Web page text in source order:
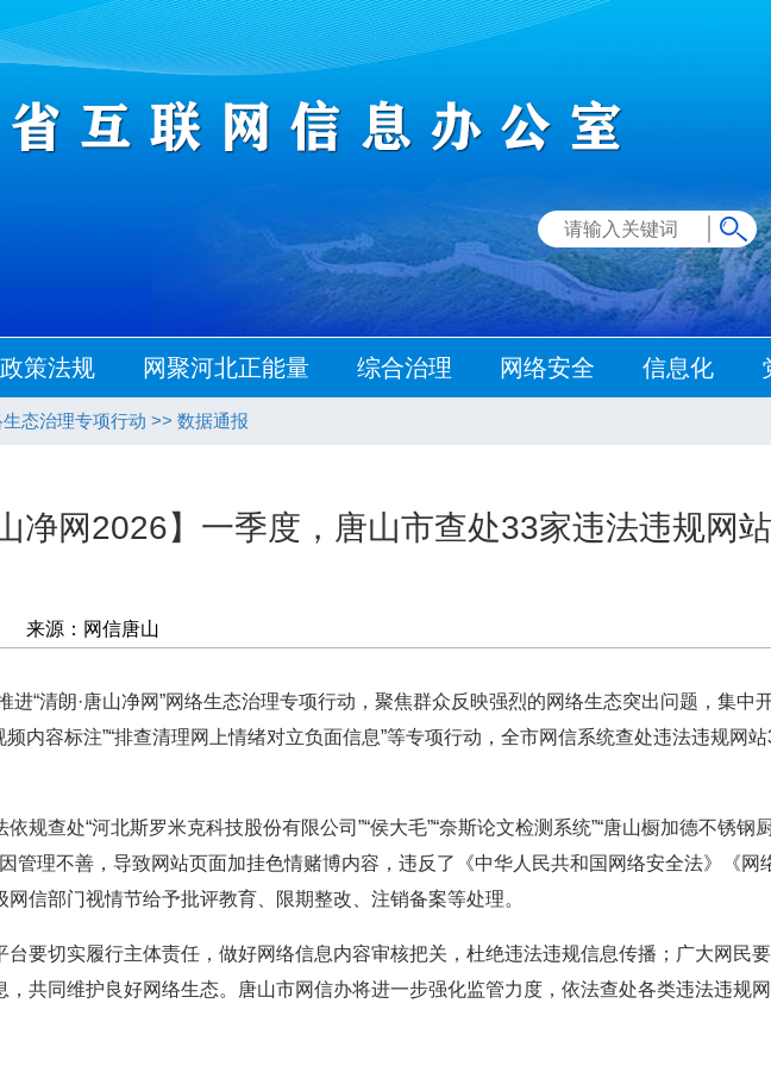
政策法规 网聚河北正能量 综合治理 网络安全 信息化
态治理专项行动 >> 数据通报
山净网2026】一季度，唐山市查处33家违法违规网站
来源：网信唐山
清朗·唐山净网”网络生态治理专项行动，聚焦群众反映强烈的网络生态突出问题，集中开
频内容标注”“排查清理网上情绪对立负面信息”等专项行动，全市网信系统查处违法违规网
查处“河北斯罗米克科技股份有限公司”“侯大毛”“奈斯论文检测系统”“唐山橱加德不锈钢
管理不善，导致网站页面加挂色情赌博内容，违反了《中华人民共和国网络安全法》《网
信部门视情节给予批评教育、限期整改、注销备案等处理。
切实履行主体责任，做好网络信息内容审核把关，杜绝违法违规信息传播；广大网民
共同维护良好网络生态。唐山市网信办将进一步强化监管力度，依法查处各类违法违规网